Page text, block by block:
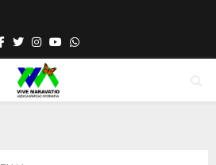
Facebook
TwitterInstagram
YoutubeWhatsapp